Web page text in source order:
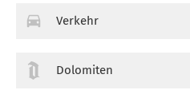
Verkehr
Dolomiten